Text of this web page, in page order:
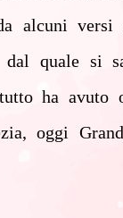
versi
dal quale si
ha avuto
oggi